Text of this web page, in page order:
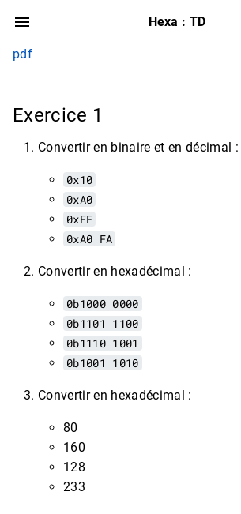
Hexa : TD
pdf
Exercice 1
Convertir en binaire et en décimal :
0x10
0xA0
0xFF
0xA0 FA
Convertir en hexadécimal :
0b1000 0000
0b1101 1100
0b1110 1001
0b1001 1010
Convertir en hexadécimal :
80
160
128
233